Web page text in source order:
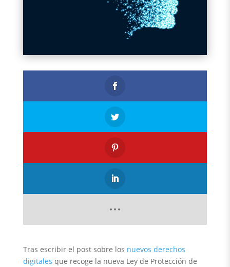
Tras escribir el post sobre los nuevos derechos
digitales que recoge la nueva Ley de Protección de